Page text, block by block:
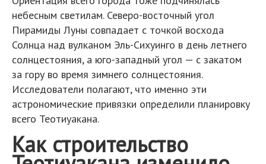
небесным светилам. Северо-восточный угол
Пирамиды Луны совпадает с точкой восхода
Солнца над вулканом Эль-Сихуинго в день летнего
солнцестояния, а юго-западный угол — с закатом
за гору во время зимнего солнцестояния.
Исследователи полагают, что именно эти
астрономические привязки определили планировку
всего Теотиуакана.
Как строительство